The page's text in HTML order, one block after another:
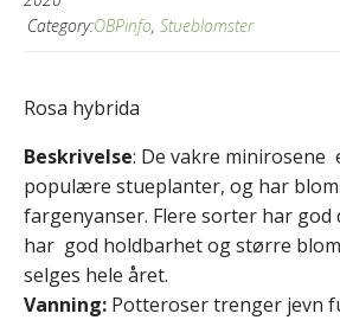
Category:OBPinfo, Stueblomster
Rosa hybrida
Beskrivelse: De vakre minirosene
populære stueplanter, og har
fargenyanser. Flere sorter har
har god holdbarhet og større
selges hele året.
Vanning: Potteroser trenger jevn